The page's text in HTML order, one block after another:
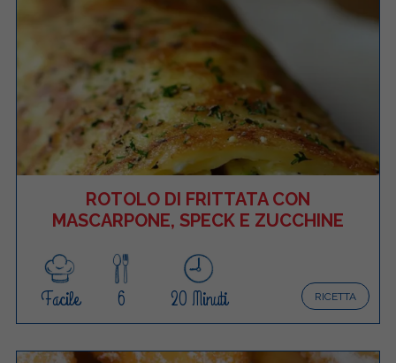
ROTOLO DI FRITTATA CON
MASCARPONE, SPECK E ZUCCHINE
RICETTA
Facile 6 20 Minuti